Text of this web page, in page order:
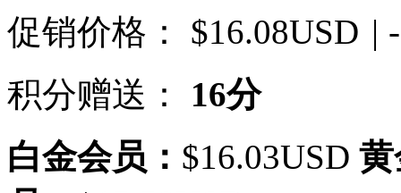
促销价格： $16.08USD |
积分赠送：
16分
白金会员： $16.03USD